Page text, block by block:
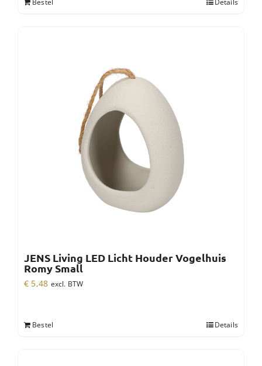
Bestel Details
JENS Living LED Licht Houder Vogelhuis
Romy Small
€ 5,48 excl. BTW
Bestel Details